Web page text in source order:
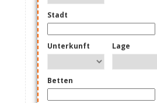
Stadt
Unterkunft Lage
Betten